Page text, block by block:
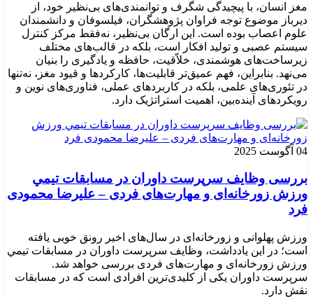
مغز انسان، با پیچیدگی شگرف و توانمندی‌های بی‌نظیر خود، از
دیرباز موضوع توجه فراوان پژوهشگران، فیلسوفان و دانشمندان
علوم اعصاب بوده است. این ارگان بی‌نظیر، نه‌فقط مرکز کنترل
سیستم عصبی و تولید افکار است، بلکه در قالب‌های مختلف
زیرساخت‌های هوشمندی، خلاّقیت، حافظه و یادگیری را بنیان
می‌نهد. بنابراین، فهم عمیق‌تر قابلیت‌ها، کارکردها و قیود مغز، نه‌تنها
در تئوری‌های علمی، بلکه در کاربردهای عملی، فناوری‌های نوین و
رویکردهای آینده‌بین، اهمیت استراتژیک دارد.
04 آگوست 2025
بررسی وظايف سرپرست داوران در مسابقات تیمي
ورزش زورخانه‌ای و مهارت‌های فردی – علیرضا محمودی
فرد
ورزش پهلوانی و زورخانه‌ای در سال‌های اخیر رونق خوبی یافته
است؛ در این یادداشت، وظایف سرپرست داوران در مسابقات تیمي
ورزش زورخانه‌ای و مهارت‌های فردی بررسی خواهد شد.
سرپرست داوران یکی از کلیدی‌ترین افرادی است که در مسابقات
نقش دارد.